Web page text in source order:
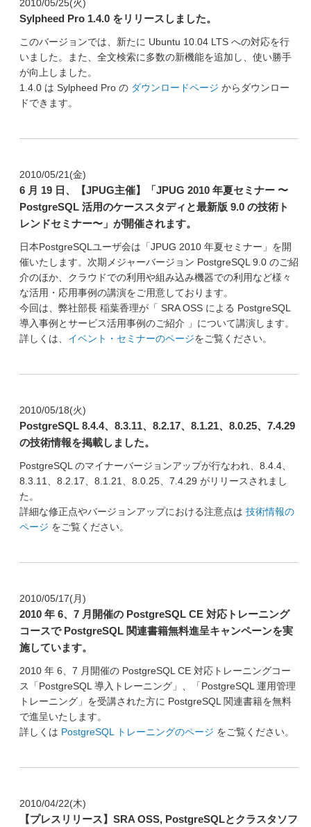
2010/05/25(火)
Sylpheed Pro 1.4.0 をリリースしました。
このバージョンでは、新たに Ubuntu 10.04 LTS への対応を行
いました。また、全文検索に多数の新機能を追加し、使い勝手
が向上しました。
1.4.0 は Sylpheed Pro の ダウンロードページ からダウンロー
ドできます。
2010/05/21(金)
6 月 19 日、【JPUG主催】「JPUG 2010 年夏セミナー 〜
PostgreSQL 活用のケーススタディと最新版 9.0 の技術ト
レンドセミナー〜」が開催されます。
日本PostgreSQLユーザ会は「JPUG 2010 年夏セミナー」を開
催いたします。次期メジャーバージョン PostgreSQL 9.0 のご紹
介のほか、クラウドでの利用や組み込み機器での利用など様々
な活用・応用事例の講演をご用意しております。
今回は、弊社部長 稲葉香理が「 SRA OSS による PostgreSQL
導入事例とサービス活用事例のご紹介 」について講演します。
詳しくは、 イベント・セミナーのページをご覧ください。
2010/05/18(火)
PostgreSQL 8.4.4、8.3.11、8.2.17、8.1.21、8.0.25、7.4.29
の技術情報を掲載しました。
PostgreSQL のマイナーバージョンアップが行なわれ、8.4.4、
8.3.11、8.2.17、8.1.21、8.0.25、7.4.29 がリリースされまし
た。
詳細な修正点やバージョンアップにおける注意点は 技術情報の
ページ をご覧ください。
2010/05/17(月)
2010 年 6、7 月開催の PostgreSQL CE 対応トレーニング
コースで PostgreSQL 関連書籍無料進呈キャンペーンを実
施しています。
2010 年 6、7 月開催の PostgreSQL CE 対応トレーニングコー
ス「PostgreSQL 導入トレーニング」、「PostgreSQL 運用管理
トレーニング」を受講された方に PostgreSQL 関連書籍を無料
で進呈いたします。
詳しくは PostgreSQL トレーニングのページ をご覧ください。
2010/04/22(木)
【プレスリリース】SRA OSS, PostgreSQLとクラスタソフ